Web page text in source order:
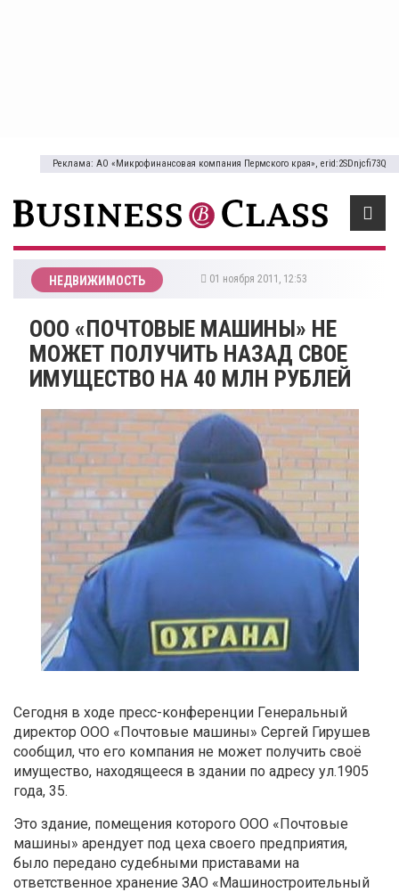
Реклама: АО «Микрофинансовая компания Пермского края», erid:2SDnjcfi73Q
НЕДВИЖИМОСТЬ 01 ноября 2011, 12:53
ООО «ПОЧТОВЫЕ МАШИНЫ» НЕ
МОЖЕТ ПОЛУЧИТЬ НАЗАД СВОЕ
ИМУЩЕСТВО НА 40 МЛН РУБЛЕЙ
Сегодня в ходе пресс-конференции Генеральный
директор ООО «Почтовые машины» Сергей Гирушев
сообщил, что его компания не может получить своё
имущество, находящееся в здании по адресу ул.1905
года, 35.
Это здание, помещения которого ООО «Почтовые
машины» арендует под цеха своего предприятия,
было передано судебными приставами на
ответственное хранение ЗАО «Машиностроительный